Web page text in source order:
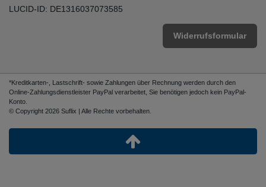
LUCID-ID: DE1316037073585
Widerrufsformular
*Kreditkarten-, Lastschrift- sowie Zahlungen über Rechnung werden durch den
Online-Zahlungsdienstleister PayPal verarbeitet, Sie benötigen jedoch kein PayPal-
Konto.
© Copyright 2026 Suflix | Alle Rechte vorbehalten.